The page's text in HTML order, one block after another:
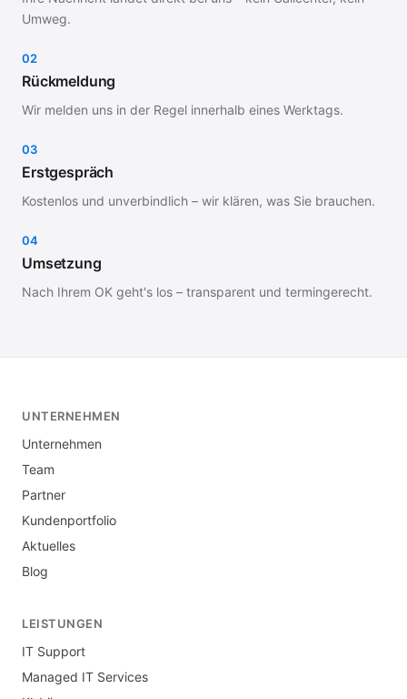
Umweg.
02
Rückmeldung
Wir melden uns in der Regel innerhalb eines Werktags.
03
Erstgespräch
Kostenlos und unverbindlich – wir klären, was Sie brauchen.
04
Umsetzung
Nach Ihrem OK geht's los – transparent und termingerecht.
UNTERNEHMEN
Unternehmen
Team
Partner
Kundenportfolio
Aktuelles
Blog
LEISTUNGEN
IT Support
Managed IT Services